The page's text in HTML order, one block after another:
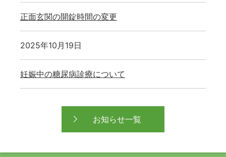
正面玄関の開錠時間の変更
2025年10月19日
妊娠中の糖尿病診療について
お知らせ一覧